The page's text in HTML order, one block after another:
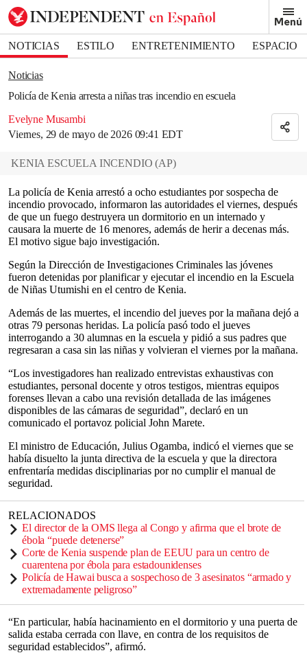
Menú
NOTICIAS ESTILO ENTRETENIMIENTO
ESPACIO
DEPORTES
Noticias
Policía de Kenia arresta a niñas tras incendio en escuela
Evelyne Musambi
Viernes, 29 de mayo de 2026 09:41 EDT
Bookmark popover
Removed from bookmarks
Close popover
KENIA ESCUELA INCENDIO (AP)
La policía de Kenia arrestó a ocho estudiantes por sospecha de
incendio provocado, informaron las autoridades el viernes, después
de que un fuego destruyera un dormitorio en un internado y
causara la muerte de 16 menores, además de herir a decenas más.
El motivo sigue bajo investigación.
Según la Dirección de Investigaciones Criminales las jóvenes
fueron detenidas por planificar y ejecutar el incendio en la Escuela
de Niñas Utumishi en el centro de Kenia.
Además de las muertes, el incendio del jueves por la mañana dejó a
otras 79 personas heridas. La policía pasó todo el jueves
interrogando a 30 alumnas en la escuela y pidió a sus padres que
regresaran a casa sin las niñas y volvieran el viernes por la mañana.
“Los investigadores han realizado entrevistas exhaustivas con
estudiantes, personal docente y otros testigos, mientras equipos
forenses llevan a cabo una revisión detallada de las imágenes
disponibles de las cámaras de seguridad”, declaró en un
comunicado el portavoz policial John Marete.
El ministro de Educación, Julius Ogamba, indicó el viernes que se
había disuelto la junta directiva de la escuela y que la directora
enfrentaría medidas disciplinarias por no cumplir el manual de
seguridad.
RELACIONADOS
El director de la OMS llega al Congo y afirma que el brote de
ébola “puede detenerse”
Corte de Kenia suspende plan de EEUU para un centro de
cuarentena por ébola para estadounidenses
Policía de Hawai busca a sospechoso de 3 asesinatos “armado y
extremadamente peligroso”
“En particular, había hacinamiento en el dormitorio y una puerta de
salida estaba cerrada con llave, en contra de los requisitos de
seguridad establecidos”, afirmó.